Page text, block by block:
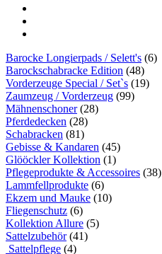
Barocke Longierpads / Selett's (6)
Barockschabracke Edition (48)
Vorderzeuge Special / Set`s (19)
Zaumzeug / Vorderzeug (99)
Mähnenschoner(28)
Pferdedecken (28)
Schabracken (81)
Gebisse & Kandaren (45)
Glööckler Kollektion (1)
Pflegeprodukte & Accessoires (38)
Lammfellprodukte (6)
Ekzem und Mauke (10)
Fliegenschutz (6)
Kollektion Allure (5)
Sattelzubehör(41)
Sattelpflege (4)